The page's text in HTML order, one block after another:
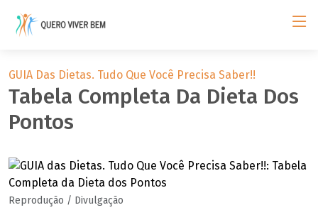
GUIA Das Dietas. Tudo Que Você Precisa Saber!!
Tabela Completa Da Dieta Dos
Pontos
Reprodução / Divulgação